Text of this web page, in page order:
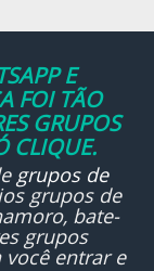
E
FOI TÃO
GRUPOS
CLIQUE.
grupos de
grupos de
bate-
grupos
entrar e